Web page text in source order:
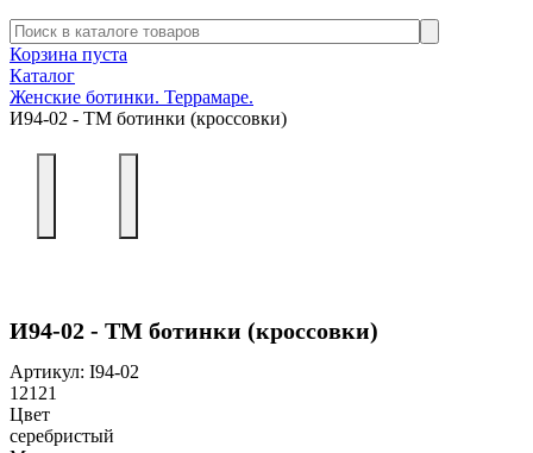
Корзина пуста
Каталог
Женские ботинки. Террамаре.
И94-02 - ТМ ботинки (кроссовки)
И94-02 - ТМ ботинки (кроссовки)
Артикул: I94-02
12121
Цвет
серебристый